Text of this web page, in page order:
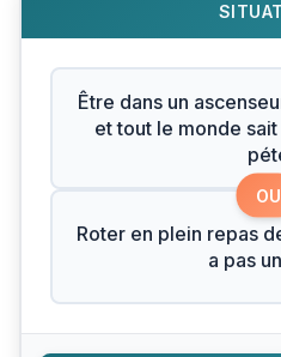
Être dans un
et tout le monde
OU
Roter en plein repas
a pas